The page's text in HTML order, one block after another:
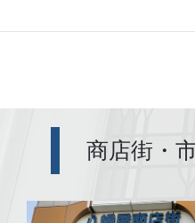
商店街・